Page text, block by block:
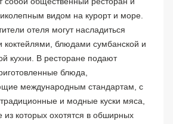
видом на курорт и море.
отеля могут насладиться
блюдами сумбанской и
кухни. В ресторане подают
блюда,
международным стандартам, с
и модные куски мяса,
из которых охотятся в обширных